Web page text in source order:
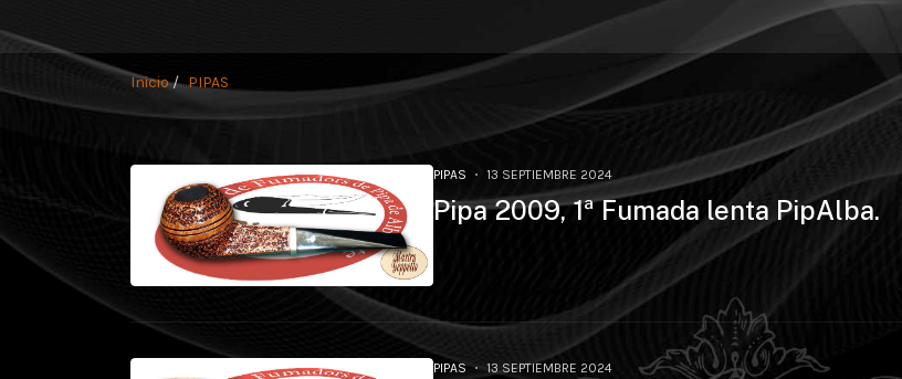
Inicio PIPAS
PIPAS 13 SEPTIEMBRE 2024
Pipa 2009, 1ª Fumada lenta PipAlba.
PIPAS 13 SEPTIEMBRE 2024